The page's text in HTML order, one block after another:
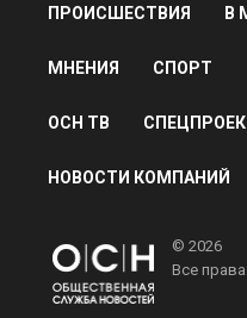
ПРОИСШЕСТВИЯ В
МНЕНИЯ СПОРТ
ОСН ТВ
НОВОСТИ КОМПАНИЙ
© 2026
Все